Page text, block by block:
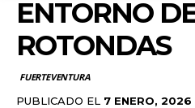
ENTORNO
ROTONDAS
FUERTEVENTURA
PUBLICADO EL 7 ENERO, 2026